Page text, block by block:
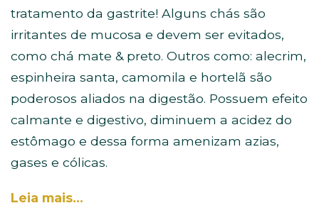
tratamento da gastrite! Alguns chás são
irritantes de mucosa e devem ser evitados,
como chá mate & preto. Outros como: alecrim,
espinheira santa, camomila e hortelã são
poderosos aliados na digestão. Possuem efeito
calmante e digestivo, diminuem a acidez do
estômago e dessa forma amenizam azias,
gases e cólicas.
Leia mais…